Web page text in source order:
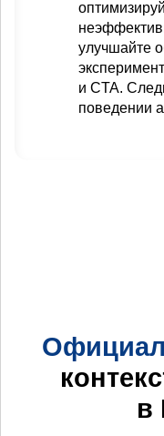
улучшайте
и CTA.
поведении
в